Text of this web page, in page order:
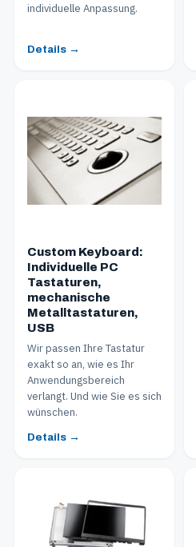
individuelle Anpassung.
Details →
Custom Keyboard:
Individuelle PC
Tastaturen,
mechanische
Metalltastaturen,
USB
Wir passen Ihre Tastatur
exakt so an, wie es Ihr
Anwendungsbereich
verlangt. Und wie Sie es sich
wünschen.
Details →